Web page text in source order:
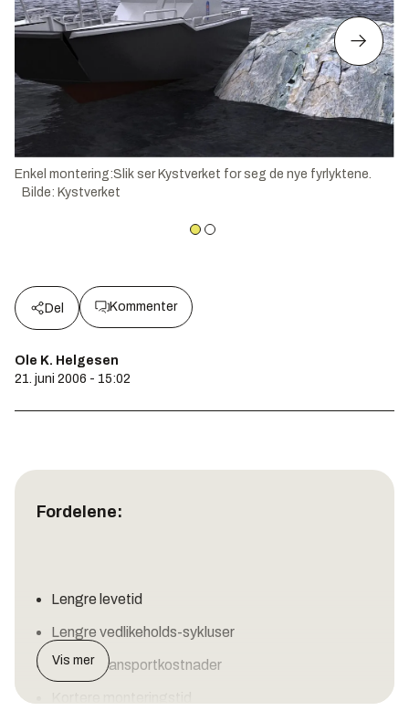
Enkel montering:Slik ser Kystverket for seg de nye fyrlyktene.
Bilde: Kystverket
Del Kommenter
Ole K. Helgesen
21. juni 2006 - 15:02
Fordelene:
Lengre levetid
Lengre vedlikeholds-sykluser
Lavere transportkostnader
Vis mer